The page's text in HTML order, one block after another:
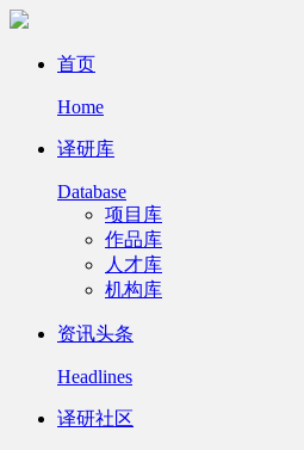
首页
Home
译研库
Database
项目库
作品库
人才库
机构库
资讯头条
Headlines
译研社区